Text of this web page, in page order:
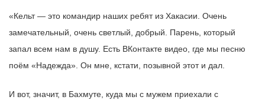
«Кельт — это командир наших ребят из Хакасии. Очень
замечательный, очень светлый, добрый. Парень, который
запал всем нам в душу. Есть ВКонтакте видео, где мы песню
поём «Надежда». Он мне, кстати, позывной этот и дал.
И вот, значит, в Бахмуте, куда мы с мужем приехали с